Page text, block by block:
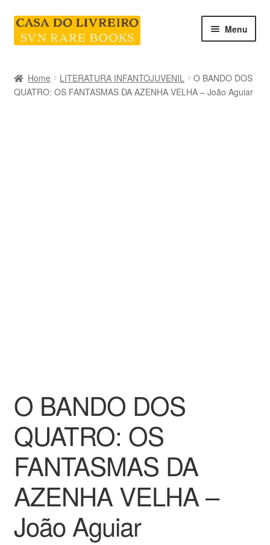
Skip
to
Skip
to
Menu
CATEGORIAS E COLEÇÕES
Home LITERATURA INFANTOJUVENIL
O BANDO DOS
QUATRO: OS FANTASMAS DA AZENHA VELHA – João Aguiar
O BANDO DOS
QUATRO: OS
FANTASMAS DA
AZENHA VELHA –
João Aguiar